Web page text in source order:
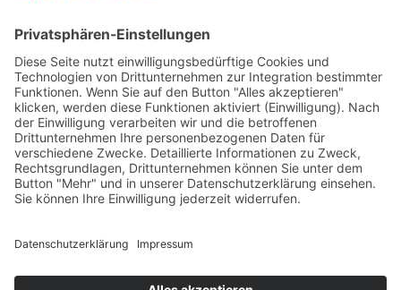
Wir wollen Ihr persönlicher Online Marine Spezialist sein,
der sich auf die Fahne geschrieben hat, der zuverlässigste
und preiswerteste Anbieter zu sein.
Wir sind ständig im Wachstum und wissen Ihr Vertrauen zu
schätzen.
Kay-Lucas Kaniewski